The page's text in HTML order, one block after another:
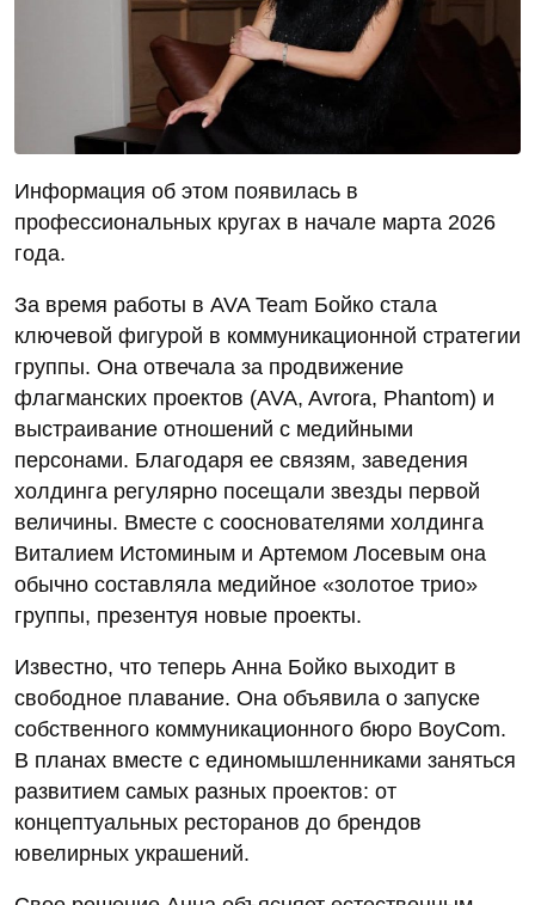
Информация об этом появилась в
профессиональных кругах в начале марта 2026
года.
За время работы в AVA Team Бойко стала
ключевой фигурой в коммуникационной стратегии
группы. Она отвечала за продвижение
флагманских проектов (AVA, Avrora, Phantom) и
выстраивание отношений с медийными
персонами. Благодаря ее связям, заведения
холдинга регулярно посещали звезды первой
величины. Вместе с сооснователями холдинга
Виталием Истоминым и Артемом Лосевым она
обычно составляла медийное «золотое трио»
группы, презентуя новые проекты.
Известно, что теперь Анна Бойко выходит в
свободное плавание. Она объявила о запуске
собственного коммуникационного бюро BoyCom.
В планах вместе с единомышленниками заняться
развитием самых разных проектов: от
концептуальных ресторанов до брендов
ювелирных украшений.